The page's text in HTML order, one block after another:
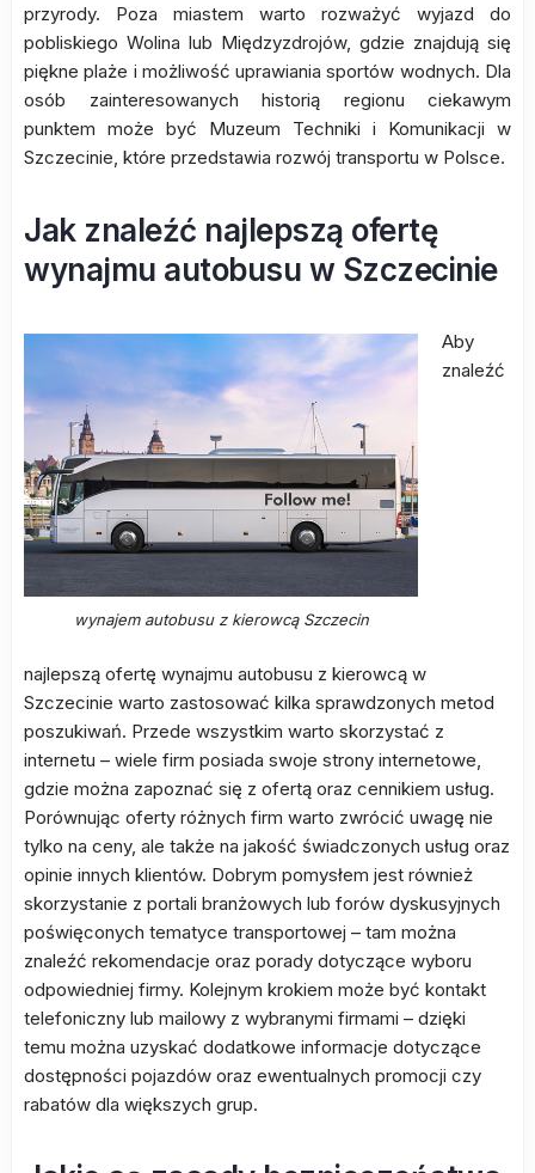
przyrody. Poza miastem warto rozważyć wyjazd do
pobliskiego Wolina lub Międzyzdrojów, gdzie znajdują się
piękne plaże i możliwość uprawiania sportów wodnych. Dla
osób zainteresowanych historią regionu ciekawym
punktem może być Muzeum Techniki i Komunikacji w
Szczecinie, które przedstawia rozwój transportu w Polsce.
Jak znaleźć najlepszą ofertę
wynajmu autobusu w Szczecinie
wynajem autobusu z kierowcą Szczecin
Aby
znaleźć
najlepszą ofertę wynajmu autobusu z kierowcą w
Szczecinie warto zastosować kilka sprawdzonych metod
poszukiwań. Przede wszystkim warto skorzystać z
internetu – wiele firm posiada swoje strony internetowe,
gdzie można zapoznać się z ofertą oraz cennikiem usług.
Porównując oferty różnych firm warto zwrócić uwagę nie
tylko na ceny, ale także na jakość świadczonych usług oraz
opinie innych klientów. Dobrym pomysłem jest również
skorzystanie z portali branżowych lub forów dyskusyjnych
poświęconych tematyce transportowej – tam można
znaleźć rekomendacje oraz porady dotyczące wyboru
odpowiedniej firmy. Kolejnym krokiem może być kontakt
telefoniczny lub mailowy z wybranymi firmami – dzięki
temu można uzyskać dodatkowe informacje dotyczące
dostępności pojazdów oraz ewentualnych promocji czy
rabatów dla większych grup.